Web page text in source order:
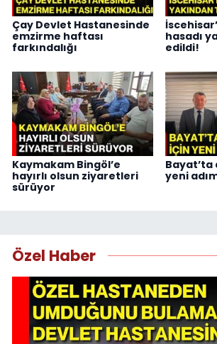
Çay Devlet Hastanesinde
emzirme haftası
farkındalığı
hasadı
edildi!
Kaymakam Bingöl’e
hayırlı olsun ziyaretleri
sürüyor
Bayat’ta
yeni
Özel Haber